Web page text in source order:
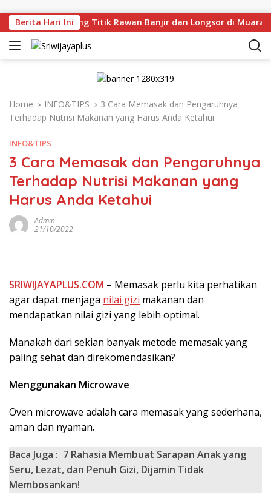
Berita Hari Ini
Tinjau Langsung Titik Rawan Banjir dan Longsor di Muara
Home INFO&TIPS
3 Cara Memasak dan Pengaruhnya
Terhadap Nutrisi Makanan yang Harus Anda Ketahui
INFO&TIPS
3 Cara Memasak dan Pengaruhnya
Terhadap Nutrisi Makanan yang
Harus Anda Ketahui
Admin
21/10/2022
SRIWIJAYAPLUS.COM – Memasak perlu kita perhatikan
agar dapat menjaga nilai gizi makanan dan
mendapatkan nilai gizi yang lebih optimal.
Manakah dari sekian banyak metode memasak yang
paling sehat dan direkomendasikan?
Menggunakan Microwave
Oven microwave adalah cara memasak yang sederhana,
aman dan nyaman.
Baca Juga : 7 Rahasia Membuat Sarapan Anak yang
Seru, Lezat, dan Penuh Gizi, Dijamin Tidak
Membosankan!